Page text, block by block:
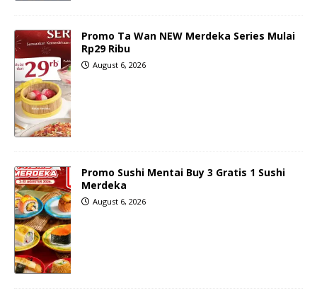
Promo Ta Wan NEW Merdeka Series Mulai
Rp29 Ribu
August 6, 2026
Promo Sushi Mentai Buy 3 Gratis 1 Sushi
Merdeka
August 6, 2026